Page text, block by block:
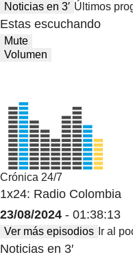
Noticias en 3′ Últimos
Estas escuchando
Mute
Volumen
Crónica 24/7
1x24: Radio Colombia
23/08/2024 - 01:38:13
Ver más episodios Ir al
Noticias en 3′